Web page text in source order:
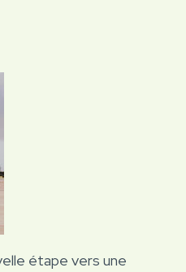
étape vers une